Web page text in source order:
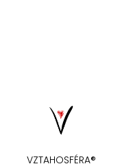
VZTAHOSFÉRA®